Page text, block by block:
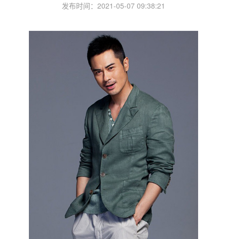
发布时间：2021-05-07 09:38:21